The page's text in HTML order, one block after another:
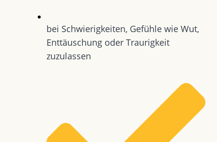
bei Schwierigkeiten, Gefühle wie Wut,
Enttäuschung oder Traurigkeit
zuzulassen